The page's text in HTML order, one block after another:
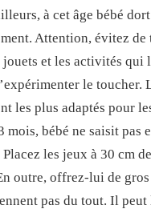
à cet âge bébé
Attention, évitez de
et les activités qui
le toucher.
les plus adaptés pour
mois, bébé ne saisit pas
les jeux à 30 cm
outre, offrez-lui de
pas du tout. Il peut